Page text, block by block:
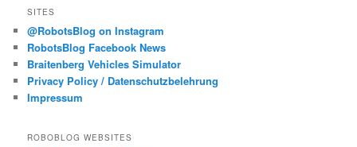
SITES
@RobotsBlog on Instagram
RobotsBlog Facebook News
Braitenberg Vehicles Simulator
Privacy Policy / Datenschutzbelehrung
Impressum
ROBOBLOG WEBSITES